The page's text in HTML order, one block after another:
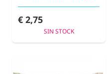
€ 2,75
SIN STOCK